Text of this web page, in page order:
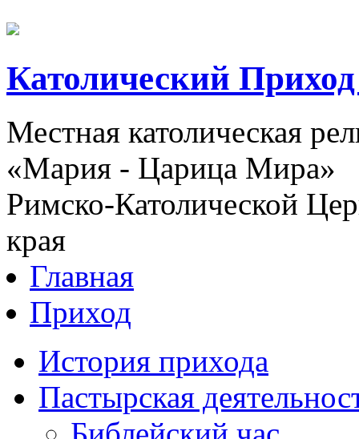
Католический
Местная католическая
«Мария - Царица Мира»
Римско-Католической
края
Главная
Приход
История прихода
Пастырская